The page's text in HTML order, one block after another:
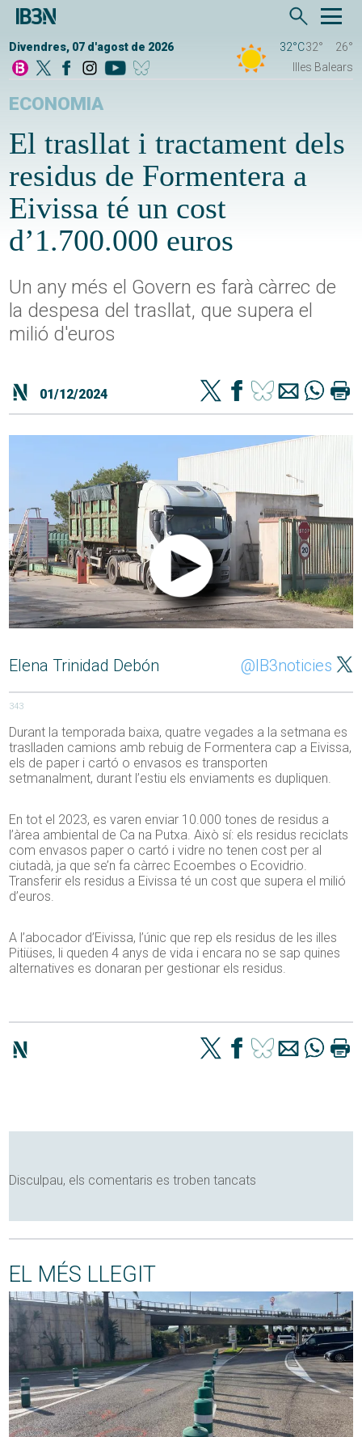
Divendres, 07 d'agost de 2026 32°C32°
26°
Illes Balears
ECONOMIA
El trasllat i tractament dels
residus de Formentera a
Eivissa té un cost
d’1.700.000 euros
Un any més el Govern es farà càrrec de
la despesa del trasllat, que supera el
milió d'euros
01/12/2024
Elena Trinidad Debón @IB3noticies
343
Durant la temporada baixa, quatre vegades a la setmana es
traslladen camions amb rebuig de Formentera cap a Eivissa,
els de paper i cartó o envasos es transporten
setmanalment, durant l’estiu els enviaments es dupliquen.
En tot el 2023, es varen enviar 10.000 tones de residus a
l’àrea ambiental de Ca na Putxa. Això sí: els residus reciclats
com envasos paper o cartó i vidre no tenen cost per al
ciutadà, ja que se’n fa càrrec Ecoembes o Ecovidrio.
Transferir els residus a Eivissa té un cost que supera el milió
d’euros.
A l’abocador d’Eivissa, l’únic que rep els residus de les illes
Pitiüses, li queden 4 anys de vida i encara no se sap quines
alternatives es donaran per gestionar els residus.
Disculpau, els comentaris es troben tancats
EL MÉS LLEGIT